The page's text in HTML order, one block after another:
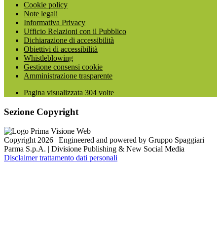
Cookie policy
Note legali
Informativa Privacy
Ufficio Relazioni con il Pubblico
Dichiarazione di accessibilità
Obiettivi di accessibilità
Whistleblowing
Gestione consensi cookie
Amministrazione trasparente
Pagina visualizzata 304 volte
Sezione Copyright
Copyright 2026 | Engineered and powered by Gruppo Spaggiari
Parma S.p.A. | Divisione Publishing & New Social Media
Disclaimer trattamento dati personali